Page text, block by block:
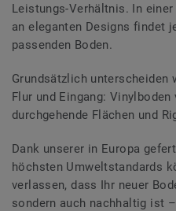
Leistungs-Verhältnis. In
an eleganten Designs findet
passenden Boden.
Grundsätzlich unterscheiden
Flur und Eingang:
durchgehende Flächen und
Dank unserer in Europa
höchsten Umweltstandards
verlassen, dass Ihr neuer
sondern auch nachhaltig ist